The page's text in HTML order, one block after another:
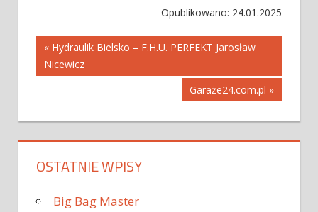
Opublikowano: 24.01.2025
Nawigacja
wpisu
« Hydraulik Bielsko – F.H.U. PERFEKT Jarosław
Nicewicz
Garaże24.com.pl »
OSTATNIE WPISY
Big Bag Master